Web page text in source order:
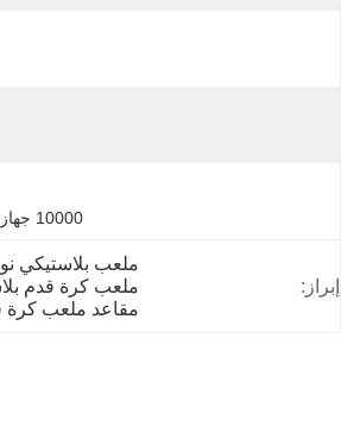
10000 جهاز كمبيوتر في الأسبوع
إبراز:
ملعب بلاستيكي
ملعب كرة قدم
مقاعد ملعب كرة